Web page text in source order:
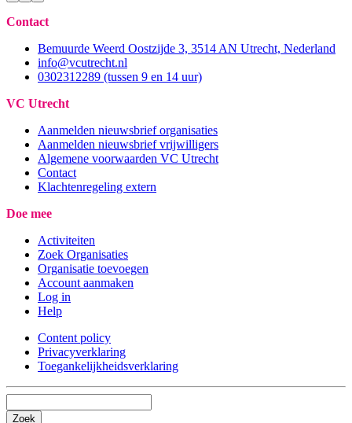
Contact
Bemuurde Weerd Oostzijde 3, 3514 AN Utrecht, Nederland
info@vcutrecht.nl
0302312289 (tussen 9 en 14 uur)
VC Utrecht
Aanmelden nieuwsbrief organisaties
Aanmelden nieuwsbrief vrijwilligers
Algemene voorwaarden VC Utrecht
Contact
Klachtenregeling extern
Doe mee
Activiteiten
Zoek Organisaties
Organisatie toevoegen
Account aanmaken
Log in
Help
Content policy
Privacyverklaring
Toegankelijkheidsverklaring
Zoek